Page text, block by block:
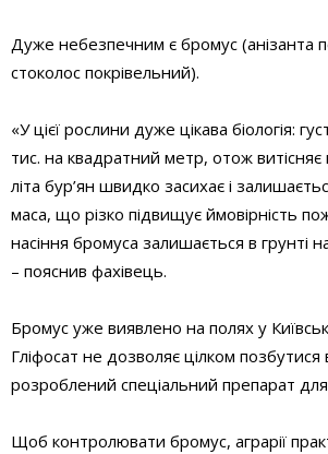
Дуже небезпечним є бромус (анізанта
стоколос покрівельний).
«У цієї рослини дуже цікава біологія:
тис. на квадратний метр, отож витісняє
літа бур’ян швидко засихає і
маса, що різко підвищує ймовірність
насіння бромуса залишається в грунті
– пояснив фахівець.
Бромус уже виявлено на полях у
Гліфосат не дозволяє цілком
розроблений спеціальний препарат
Щоб контролювати бромус, аграрії